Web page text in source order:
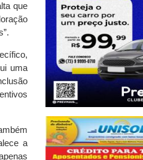
que
uma
a